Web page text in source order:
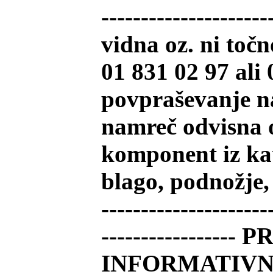
vidna oz. ni
01 831 02 97 ali
povpraševanje
namreč
komponent iz
blago,
-----------------